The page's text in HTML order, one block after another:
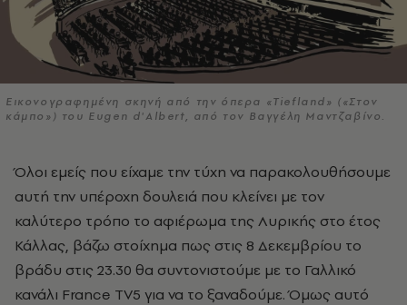
Εικονογραφημένη σκηνή από την όπερα «Tiefland» («Στον
κάμπο») του Eugen d'Albert, από τον Βαγγέλη Μαντζαβίνο.
Όλοι εμείς που είχαμε την τύχη να παρακολουθήσουμε
αυτή την υπέροχη δουλειά που κλείνει με τον
καλύτερο τρόπο το αφιέρωμα της Λυρικής στο έτος
Κάλλας, βάζω στοίχημα πως στις 8 Δεκεμβρίου το
βράδυ στις 23.30 θα συντονιστούμε με το Γαλλικό
κανάλι France TV5 για να το ξαναδούμε. Όμως αυτό